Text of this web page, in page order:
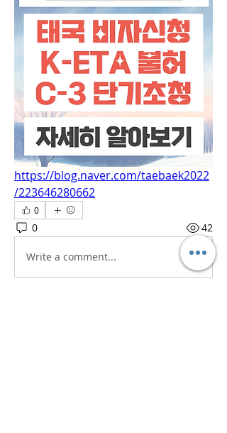
https://blog.naver.com/taebaek2022
/223646280662
0
0 42
Write a comment...